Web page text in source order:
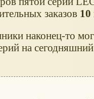
заказов 10
наконец-то
на